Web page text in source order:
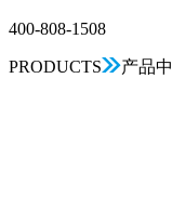
400-808-1508
PRODUCTS 产品